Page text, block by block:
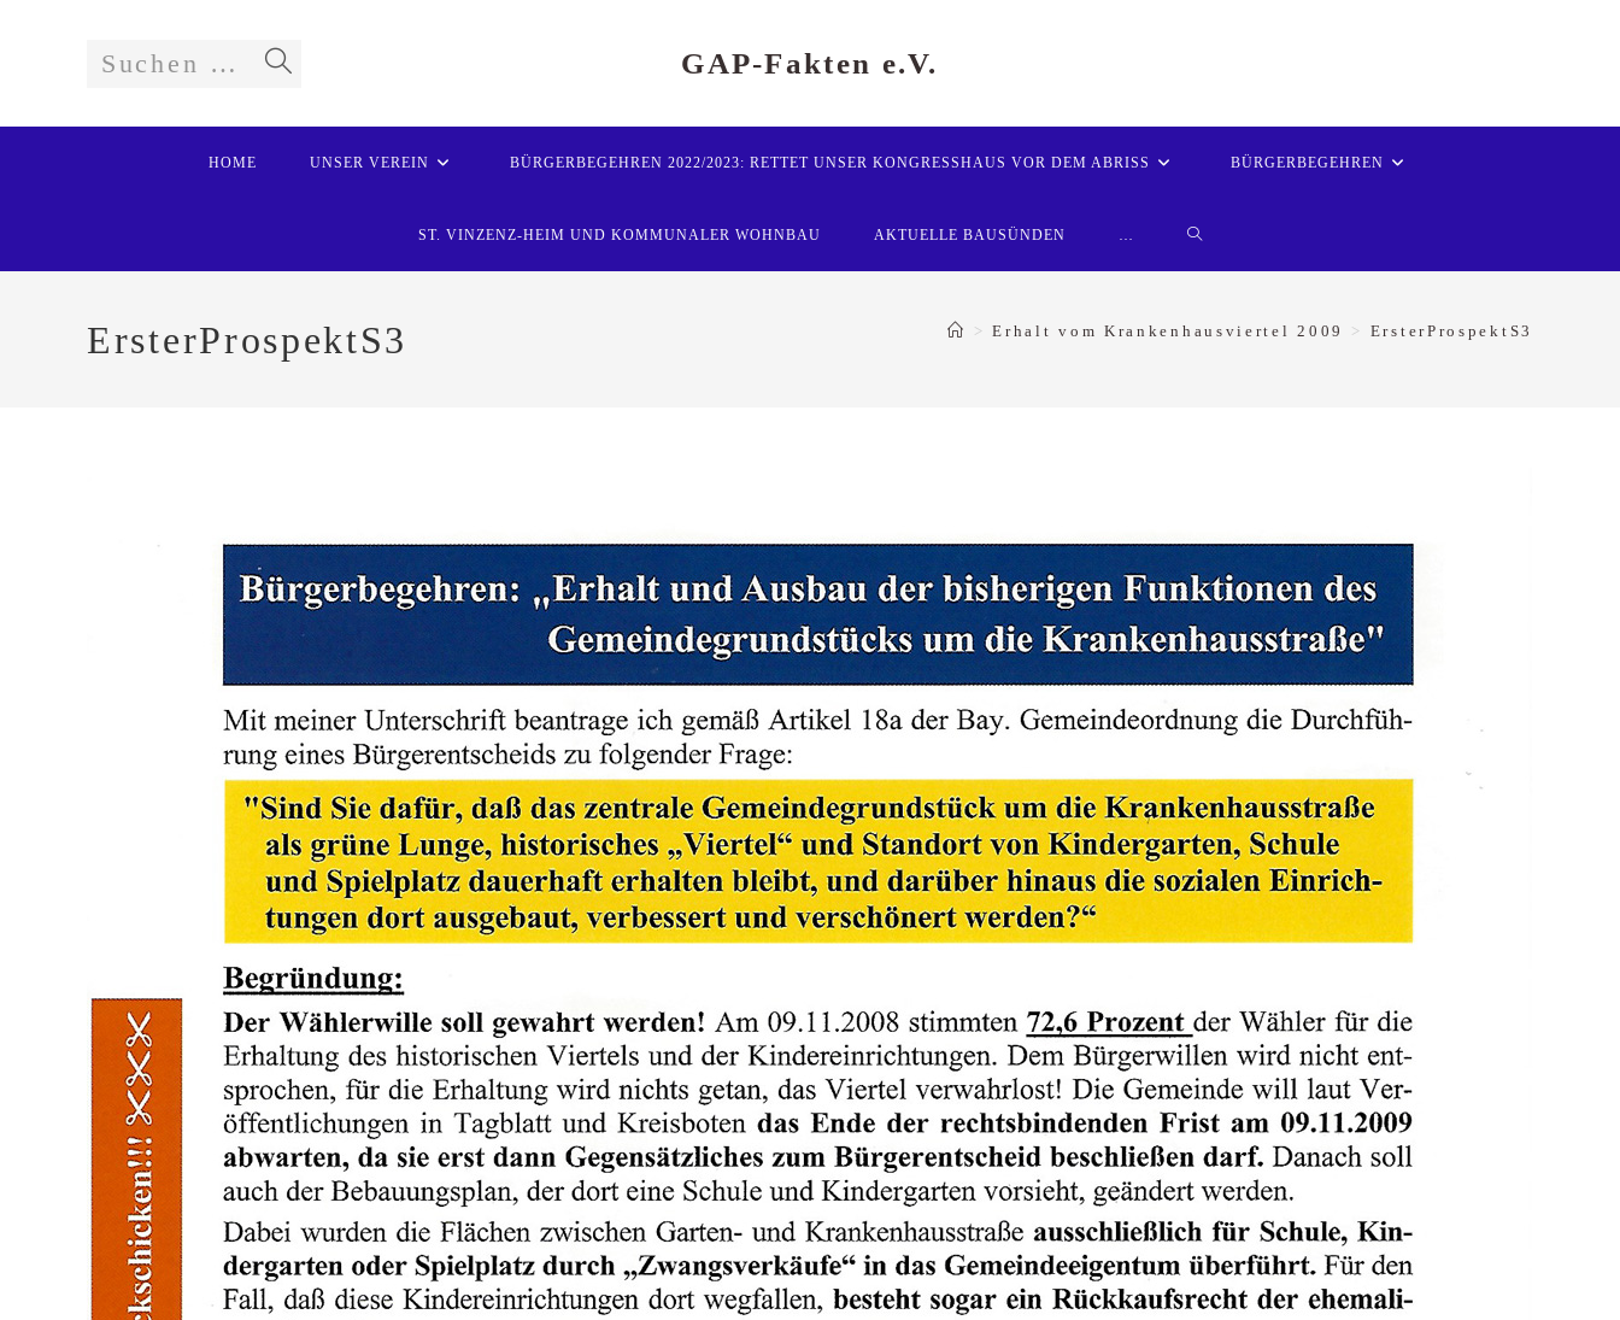
Suchen … GAP-Fakten e.V.
HOME UNSER VEREIN BÜRGERBEGEHREN 2022/2023: RETTET UNSER KONGRESSHAUS VOR DEM ABRISS BÜRGERBEGEHREN
ST. VINZENZ-HEIM UND KOMMUNALER WOHNBAU AKTUELLE BAUSÜNDEN … WEBSITE-
ErsterProspektS3 > Erhalt vom Krankenhausviertel 2009 > ErsterProspektS3